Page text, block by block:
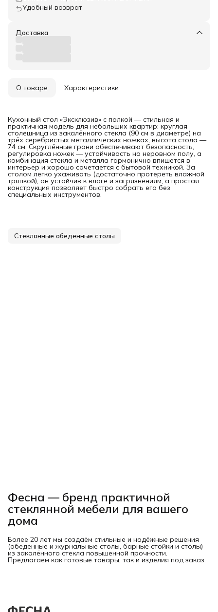
Удобный возврат
Доставка
О товаре Характеристики
Кухонный стол «Эксклюзив» с полкой — стильная и
практичная модель для небольших квартир: круглая
столешница из закалённого стекла (90 см в диаметре) на
трёх серебристых металлических ножках, высота стола —
74 см. Скруглённые грани обеспечивают безопасность,
регулировка ножек — устойчивость на неровном полу, а
комбинация стекла и металла гармонично впишется в
интерьер и хорошо сочетается с бытовой техникой. За
столом легко ухаживать (достаточно протереть влажной
тряпкой), он устойчив к влаге и загрязнениям, а простая
конструкция позволяет быстро собрать его без
специальных инструментов.
Стеклянные обеденные столы
Фесна — бренд практичной
стеклянной мебели для вашего
дома
Более 20 лет мы создаём стильные и надёжные решения
(обеденные и журнальные столы, барные стойки и столы)
из закалённого стекла повышенной прочности.
Предлагаем как готовые товары, так и изделия под заказ.